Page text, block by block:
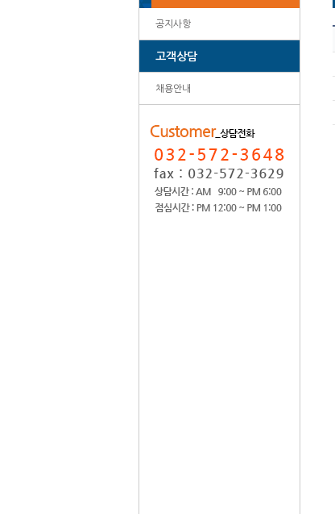
공지사항
고객상담
채용안내